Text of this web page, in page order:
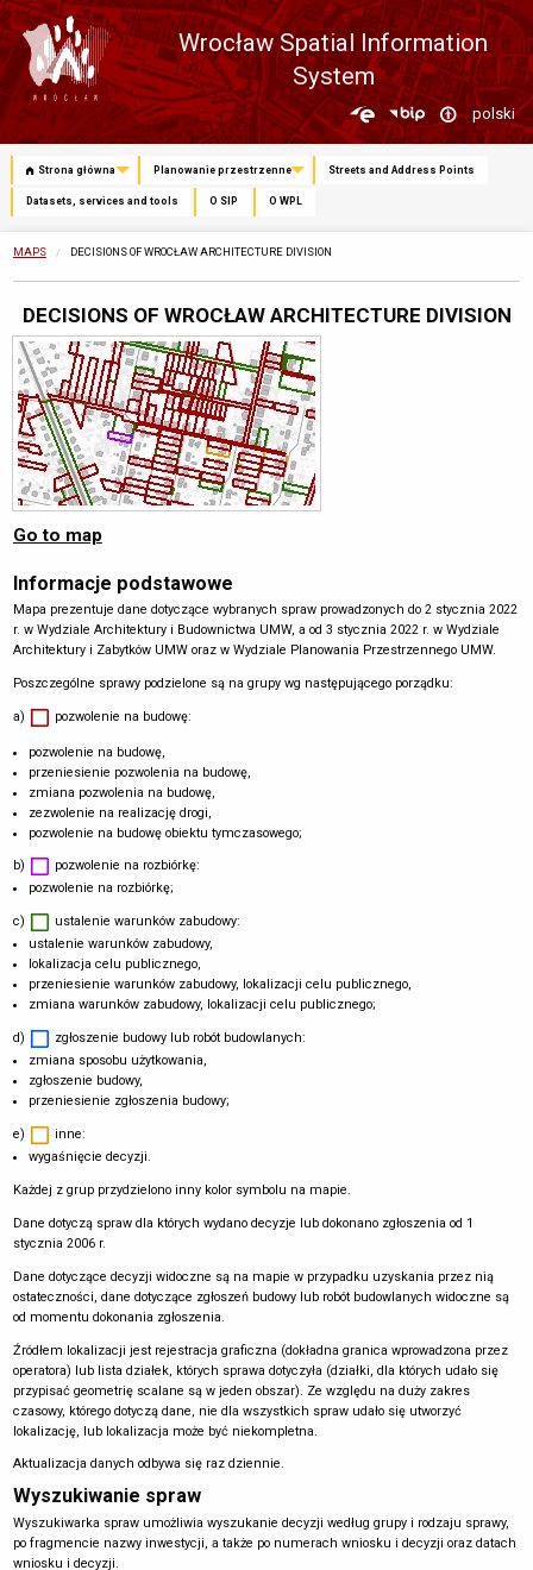
Wrocław Spatial Information
System
Zmień
język
polski
Strona główna Planowanie przestrzenne Streets and Address Points
Datasets, services and tools O SIP O WPL
MAPS CURRENTLY:
DECISIONS OF WROCŁAW ARCHITECTURE DIVISION
DECISIONS OF WROCŁAW ARCHITECTURE DIVISION
Go to map
Informacje podstawowe
Mapa prezentuje dane dotyczące wybranych spraw prowadzonych do 2 stycznia 2022
r. w Wydziale Architektury i Budownictwa UMW, a od 3 stycznia 2022 r. w Wydziale
Architektury i Zabytków UMW oraz w Wydziale Planowania Przestrzennego UMW.
Poszczególne sprawy podzielone są na grupy wg następującego porządku:
a) pozwolenie na budowę:
pozwolenie na budowę,
przeniesienie pozwolenia na budowę,
zmiana pozwolenia na budowę,
zezwolenie na realizację drogi,
pozwolenie na budowę obiektu tymczasowego;
b)
pozwolenie na rozbiórkę:
pozwolenie na rozbiórkę;
c)
ustalenie warunków zabudowy:
ustalenie warunków zabudowy,
lokalizacja celu publicznego,
przeniesienie warunków zabudowy, lokalizacji celu publicznego,
zmiana warunków zabudowy, lokalizacji celu publicznego;
d)
zgłoszenie budowy lub robót budowlanych:
zmiana sposobu użytkowania,
zgłoszenie budowy,
przeniesienie zgłoszenia budowy;
e)
inne:
wygaśnięcie decyzji.
Każdej z grup przydzielono inny kolor symbolu na mapie.
Dane dotyczą spraw dla których wydano decyzje lub dokonano zgłoszenia od 1
stycznia 2006 r.
Dane dotyczące decyzji widoczne są na mapie w przypadku uzyskania przez nią
ostateczności, dane dotyczące zgłoszeń budowy lub robót budowlanych widoczne są
od momentu dokonania zgłoszenia.
Źródłem lokalizacji jest rejestracja graficzna (dokładna granica wprowadzona przez
operatora) lub lista działek, których sprawa dotyczyła (działki, dla których udało się
przypisać geometrię scalane są w jeden obszar). Ze względu na duży zakres
czasowy, którego dotyczą dane, nie dla wszystkich spraw udało się utworzyć
lokalizację, lub lokalizacja może być niekompletna.
Aktualizacja danych odbywa się raz dziennie.
Wyszukiwanie spraw
Wyszukiwarka spraw umożliwia wyszukanie decyzji według grupy i rodzaju sprawy,
po fragmencie nazwy inwestycji, a także po numerach wniosku i decyzji oraz datach
wniosku i decyzji.